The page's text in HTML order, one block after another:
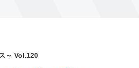
～ Vol.120